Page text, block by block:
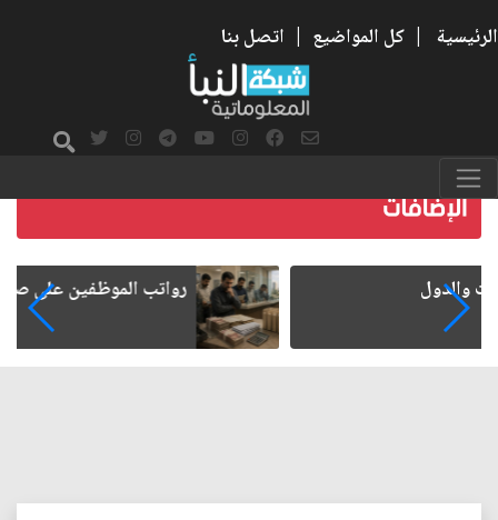
الرئيسية | كل المواضيع | اتصل بنا
رواتب الموظفين على صفيح ساخن